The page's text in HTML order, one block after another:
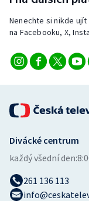
Nenechte si nikde
na Facebooku, X,
Divácké centrum
každý všední den:
261 136 113